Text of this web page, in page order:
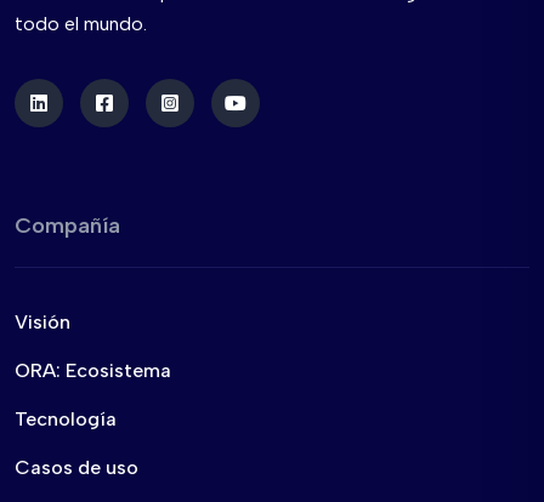
todo el mundo.
Compañía
Visión
ORA: Ecosistema
Tecnología
Casos de uso